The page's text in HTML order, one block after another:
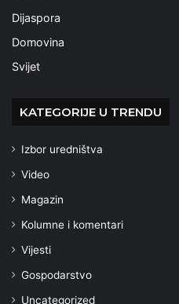
Dijaspora
Domovina
Svijet
KATEGORIJE U TRENDU
Izbor uredništva
Video
Magazin
Kolumne i komentari
Vijesti
Gospodarstvo
Uncategorized